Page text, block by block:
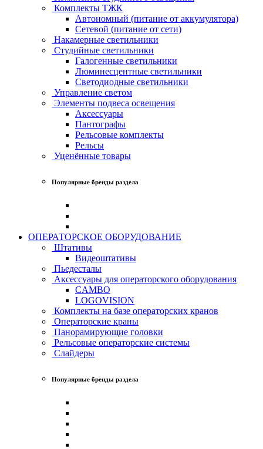
Комплекты ТЖК
Автономный (питание от аккумулятора)
Сетевой (питание от сети)
Накамерные светильники
Студийные светильники
Галогенные светильники
Люминесцентные светильники
Светодиодные светильники
Управление светом
Элементы подвеса освещения
Аксессуары
Пантографы
Рельсовые комплекты
Рельсы
Уценённые товары
Популярные бренды раздела
ОПЕРАТОРСКОЕ ОБОРУДОВАНИЕ
Штативы
Видеоштативы
Пьедесталы
Аксессуары для операторского оборудования
CAMBO
LOGOVISION
Комплекты на базе операторских кранов
Операторские краны
Панорамирующие головки
Рельсовые операторские системы
Слайдеры
Популярные бренды раздела